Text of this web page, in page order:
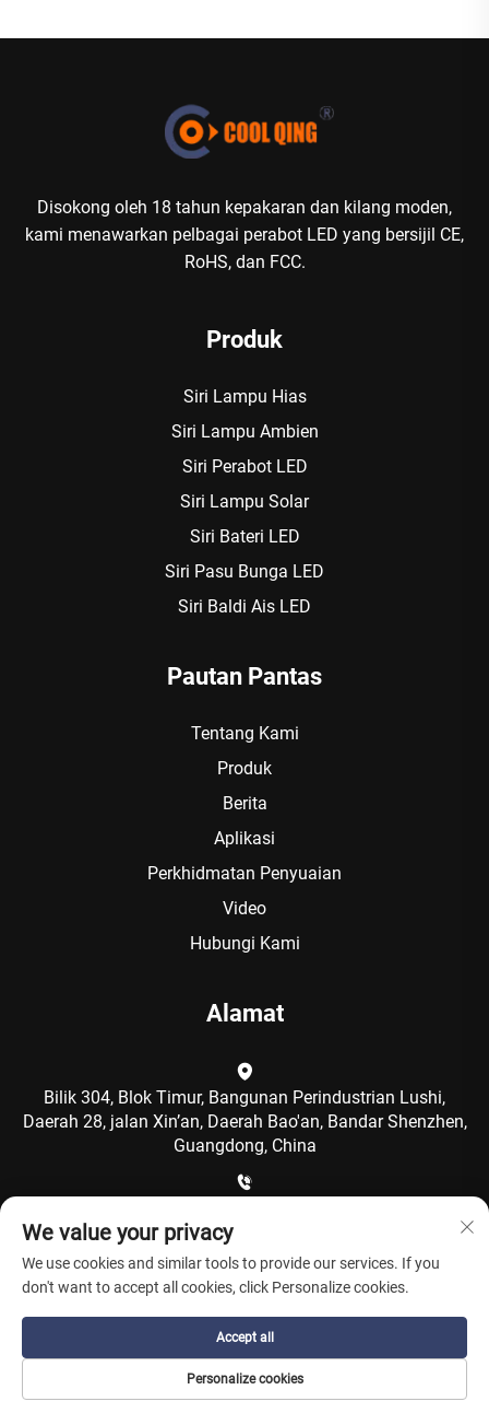
Disokong oleh 18 tahun kepakaran dan kilang moden,
kami menawarkan pelbagai perabot LED yang bersijil CE,
RoHS, dan FCC.
Produk
Siri Lampu Hias
Siri Lampu Ambien
Siri Perabot LED
Siri Lampu Solar
Siri Bateri LED
Siri Pasu Bunga LED
Siri Baldi Ais LED
Pautan Pantas
Tentang Kami
Produk
Berita
Aplikasi
Perkhidmatan Penyuaian
Video
Hubungi Kami
Alamat
Bilik 304, Blok Timur, Bangunan Perindustrian Lushi,
Daerah 28, jalan Xin’an, Daerah Bao'an, Bandar Shenzhen,
Guangdong, China
[email protected]
Hak Cipta © Shenzhen Coolqing Technology Co., Ltd. Hak
Cipta Terpelihara - Dasar Privasi
We value your privacy
We use cookies and similar tools to provide our services. If you
don't want to accept all cookies, click Personalize cookies.
Personalize cookies
Accept all